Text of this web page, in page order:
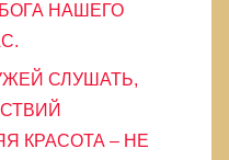
НАШЕГО
СЛУШАТЬ,
КРАСОТА – НЕ